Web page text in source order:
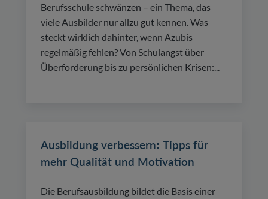
Berufsschule schwänzen – ein Thema, das
viele Ausbilder nur allzu gut kennen. Was
steckt wirklich dahinter, wenn Azubis
regelmäßig fehlen? Von Schulangst über
Überforderung bis zu persönlichen Krisen:...
Ausbildung verbessern: Tipps für
mehr Qualität und Motivation
Die Berufsausbildung bildet die Basis einer